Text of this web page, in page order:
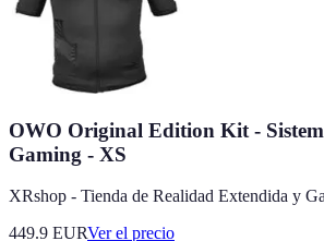
OWO Original Edition Kit -
Gaming - XS
XRshop - Tienda de Realidad Extendida y
449.9 EURVer el precio